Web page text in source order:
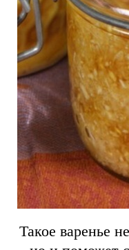
Такое варенье